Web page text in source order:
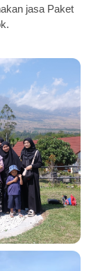
jasa Paket